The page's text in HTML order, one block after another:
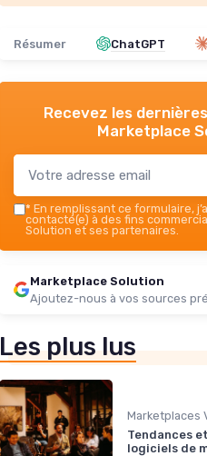
Résumer ChatGPT
Recevez les
Marketplace
* En remplissant ce formulaire,
contacté(e) à des fins
Solution et ses partenaires.
Marketplace Solution
Ajoutez-nous à vos sources
Les plus lus
Marketplaces
Tendances
logiciels de